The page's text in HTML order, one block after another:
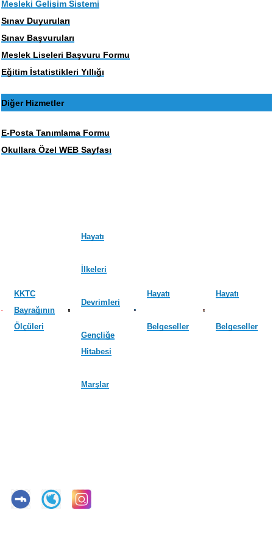
Mesleki Gelişim Sistemi
Sınav Duyuruları
Sınav Başvuruları
Meslek Liseleri Başvuru Formu
Eğitim İstatistikleri Yıllığı
Diğer Hizmetler
E-Posta Tanımlama Formu
Okullara Özel WEB Sayfası
KKTC
Bayrağının
Ölçüleri
Hayatı
İlkeleri
Devrimleri
Gençliğe
Hitabesi
Marşlar
Hayatı
Belgeseller
Hayatı
Belgeseller